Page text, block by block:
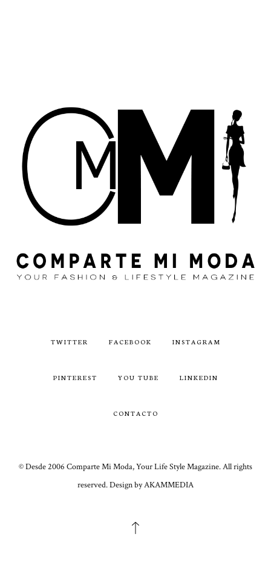
TWITTER FACEBOOK INSTAGRAM
PINTEREST YOU TUBE LINKEDIN
CONTACTO
© Desde 2006 Comparte Mi Moda, Your Life Style Magazine. All rights
reserved. Design by AKAMMEDIA